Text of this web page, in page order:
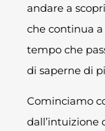
andare a
che continua
tempo che
di saperne di
Cominciamo
dall’intuizione